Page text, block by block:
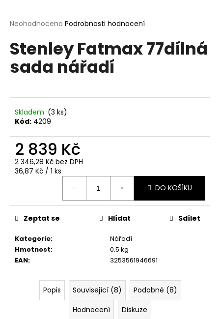
Průměrné
produktu
je
z
Neohodnoceno Podrobnosti hodnocení
Stenley Fatmax 77dílná
sada nářadí
Skladem (3 ks)
Kód: 4209
2 839 Kč
2 346,28 Kč bez DPH
Měrná
36,87 Kč / 1 ks
DO KOŠÍKU
Kategorie:
Nářadí
Hmotnost:
0.5 kg
EAN: 3253561946691
Zeptat se Hlídat Sdílet
Popis Související (8)
Podobné (8)
Hodnocení
Diskuze
j
t
?
D
o
č
e
m